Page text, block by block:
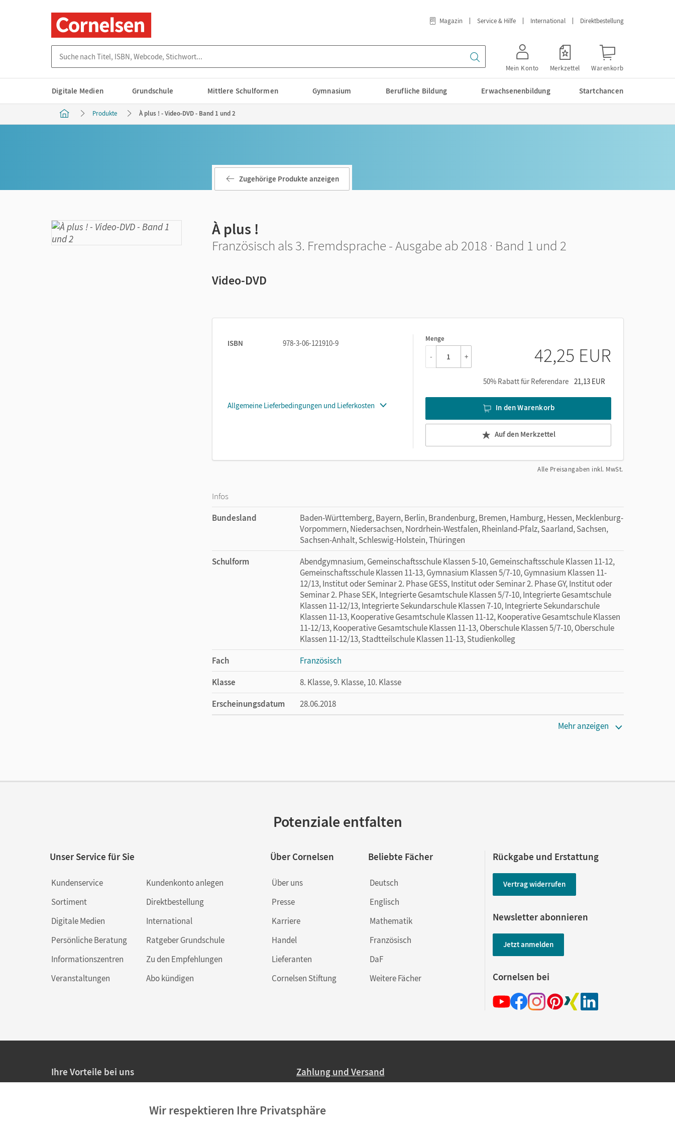
Magazin Service & Hilfe International Direktbestellung
Mein Konto Merkzettel Warenkorb
Digitale Medien Grundschule Mittlere Schulformen Gymnasium Berufliche Bildung Erwachsenenbildung Startchancen
Produkte À plus ! - Video-DVD - Band 1 und 2
Zugehörige Produkte anzeigen
À plus !
Französisch als 3. Fremdsprache - Ausgabe ab 2018 · Band 1 und 2
Video-DVD
ISBN 978-3-06-121910-9
Allgemeine Lieferbedingungen und Lieferkosten
Menge
1
- + 42,25 EUR
50% Rabatt für Referendare 21,13 EUR
In den Warenkorb
Auf den Merkzettel
Alle Preisangaben inkl. MwSt.
Infos
Bundesland
Baden-Württemberg, Bayern, Berlin, Brandenburg, Bremen, Hamburg, Hessen, Mecklenburg-
Vorpommern, Niedersachsen, Nordrhein-Westfalen, Rheinland-Pfalz, Saarland, Sachsen,
Sachsen-Anhalt, Schleswig-Holstein, Thüringen
Schulform
Abendgymnasium, Gemeinschaftsschule Klassen 5-10, Gemeinschaftsschule Klassen 11-12,
Gemeinschaftsschule Klassen 11-13, Gymnasium Klassen 5/7-10, Gymnasium Klassen 11-
12/13, Institut oder Seminar 2. Phase GESS, Institut oder Seminar 2. Phase GY, Institut oder
Seminar 2. Phase SEK, Integrierte Gesamtschule Klassen 5/7-10, Integrierte Gesamtschule
Klassen 11-12/13, Integrierte Sekundarschule Klassen 7-10, Integrierte Sekundarschule
Klassen 11-13, Kooperative Gesamtschule Klassen 11-12, Kooperative Gesamtschule Klassen
11-12/13, Kooperative Gesamtschule Klassen 11-13, Oberschule Klassen 5/7-10, Oberschule
Klassen 11-12/13, Stadtteilschule Klassen 11-13, Studienkolleg
Fach
Französisch
Klasse
8. Klasse, 9. Klasse, 10. Klasse
Erscheinungsdatum
28.06.2018
Mehr anzeigen
Potenziale entfalten
Unser Service für Sie
Kundenservice
Sortiment
Digitale Medien
Persönliche Beratung
Informationszentren
Veranstaltungen
Kundenkonto anlegen
Direktbestellung
International
Ratgeber Grundschule
Zu den Empfehlungen
Abo kündigen
Über Cornelsen
Über uns
Presse
Karriere
Handel
Lieferanten
Cornelsen Stiftung
Beliebte Fächer
Deutsch
Englisch
Mathematik
Französisch
DaF
Weitere Fächer
Rückgabe und Erstattung
Vertrag widerrufen
Newsletter abonnieren
Jetzt anmelden
Cornelsen bei
Ihre Vorteile bei uns
Persönliche Angebote für Lehrkräfte
Zahlung und Versand
Ab 59,– EUR Bestellwert liefern wir versandkostenfrei innerhalb Deutschlands
Wir respektieren Ihre Privatsphäre